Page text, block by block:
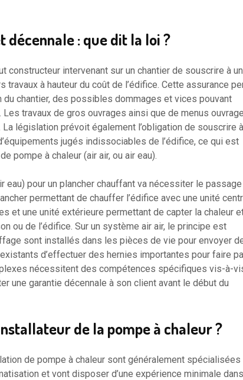
décennale : que dit la loi ?
constructeur intervenant sur un chantier de souscrire à
travaux à hauteur du coût de l’édifice. Cette assurance
chantier, des possibles dommages et vices pouvant
travaux de gros ouvrages ainsi que de menus
législation prévoit également l’obligation de souscrire
jugés indissociables de l’édifice, ce qui est
pompe à chaleur (air air, ou air eau).
eau) pour un plancher chauffant va nécessiter le
permettant de chauffer l’édifice avec une unité
et une unité extérieure permettant de capter la chaleur
ou de l’édifice. Sur un système air air, le principe est
sont installés dans les pièces de vie pour envoyer
d’effectuer des hernies importantes pour faire
nécessitent des compétences spécifiques vis-à-
une garantie décennale à son client avant le début du
de la pompe à chaleur ?
de pompe à chaleur sont généralement spécialisées
et vont disposer d’une expérience minimale dans